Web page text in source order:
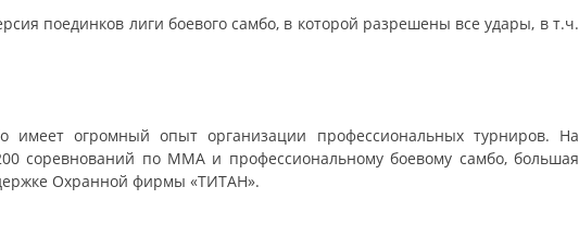
поединков лиги боевого самбо, в которой разрешены все удары, в т.ч.
имеет огромный опыт организации профессиональных турниров. На
соревнований по MMA и профессиональному боевому самбо, большая
Охранной фирмы «ТИТАН».